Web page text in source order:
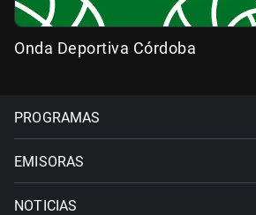
Onda Deportiva Córdoba
PROGRAMAS
EMISORAS
NOTICIAS